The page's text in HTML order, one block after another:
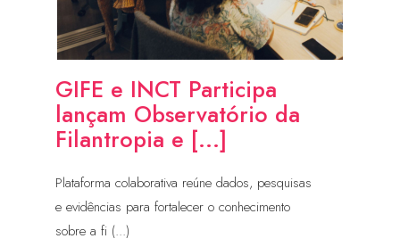
GIFE e INCT Participa
lançam Observatório da
Filantropia e [...]
Plataforma colaborativa reúne dados, pesquisas
e evidências para fortalecer o conhecimento
sobre a fi (...)